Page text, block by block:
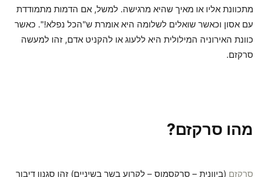
מתכוונת אליו או מאיך שהיא מרגישה. למשל, אם הדמות מתמודדת
עם אסון וכאשר שואלים לשלומה היא אומרת ש"הכל נפלא!". כאשר
כוונת האירוניה המילולית היא ללעוג או להקניט אדם, זהו למעשה
סרקזם.
מהו סרקזם?
סרקזם (ביוונית – סרקסמוס – לקרוע בשר בשיניים) זהו סגנון דיבור